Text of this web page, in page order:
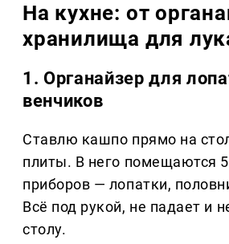
На кухне: от
хранилища для
1. Органайзер для
венчиков
Ставлю кашпо прямо на
плиты. В него помещаются
приборов — лопатки,
Всё под рукой, не падает и
столу.